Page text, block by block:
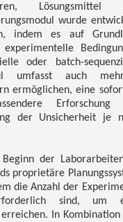
Lösungsmittel
wurde
indem es auf
oder batch-
umfasst auch
ermöglichen, eine
Erforschung
der Unsicherheit je
der
proprietäre
die Anzahl der
sind, um
In